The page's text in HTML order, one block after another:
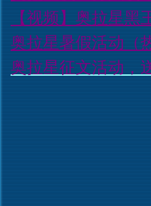
【视频】 奥拉星黑
奥拉星暑假活动（
奥拉星征文活动，